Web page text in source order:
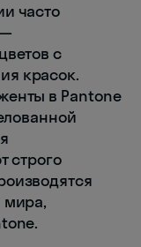
часто
с
красок.
в Pantone
строго
мира,